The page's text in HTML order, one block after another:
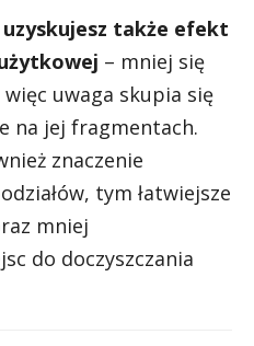
uzyskujesz także efekt
– mniej się
więc uwaga skupia się
na jej fragmentach.
znaczenie
tym łatwiejsze
mniej
do doczyszczania